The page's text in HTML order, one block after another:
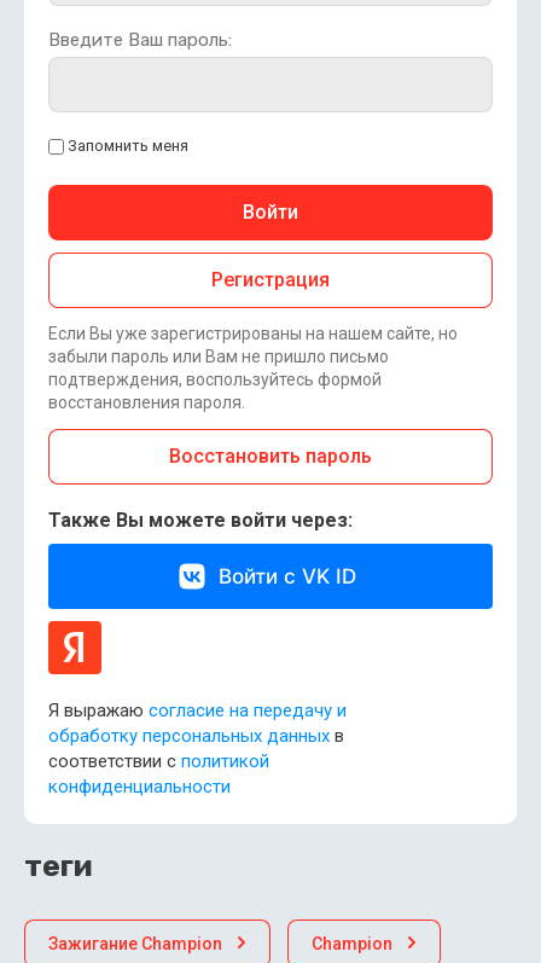
Введите Ваш пароль:
Запомнить меня
Войти
Регистрация
Если Вы уже зарегистрированы на нашем сайте, но
забыли пароль или Вам не пришло письмо
подтверждения, воспользуйтесь формой
восстановления пароля.
Восстановить пароль
Также Вы можете войти через:
Войти с VK ID
Я выражаю согласие на передачу и
обработку персональных данных в
соответствии с политикой
конфиденциальности
теги
Зажигание Champion Champion